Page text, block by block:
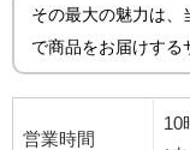
その最大の魅力は、
で商品をお届けする
営業時間
10